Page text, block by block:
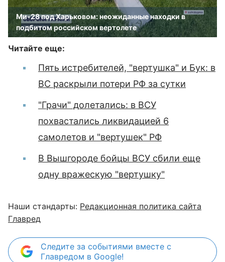
Ми-28 под Харьковом: неожиданные находки в
подбитом российском вертолете
Читайте еще:
Пять истребителей, "вертушка" и Бук: в
ВС раскрыли потери РФ за сутки
"Грачи" долетались: в ВСУ
похвастались ликвидацией 6
самолетов и "вертушек" РФ
В Вышгороде бойцы ВСУ сбили еще
одну вражескую "вертушку"
Наши стандарты: Редакционная политика сайта
Главред
Следите за событиями вместе с
Главредом в Google!